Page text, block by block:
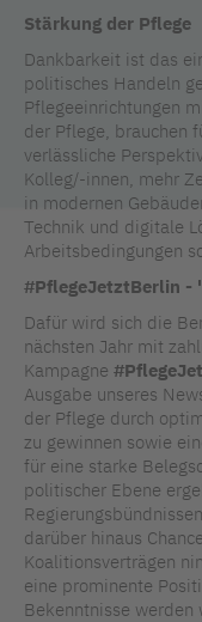
Stärkung der Pflege
Dankbarkeit ist das
politisches Handeln
Pflegeeinrichtungen
der Pflege, brauchen
verlässliche
Kolleg/-innen, mehr
in modernen
Technik und digitale
Arbeitsbedingungen
#PflegeJetztBerlin -
Dafür wird sich die
nächsten Jahr mit
Kampagne
Ausgabe unseres
der Pflege durch
zu gewinnen sowie
für eine starke
politischer Ebene
darüber hinaus
Koalitionsverträgen
eine prominente
Bekenntnisse